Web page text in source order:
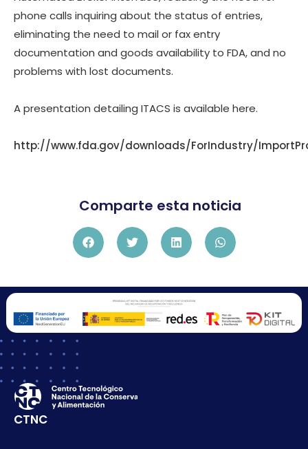
phone calls inquiring about the status of entries,
eliminating the need to mail or fax entry
documentation and goods availability to FDA, and no
problems with lost documents.
A presentation detailing ITACS is available here.
http://www.fda.gov/downloads/ForIndustry/
Comparte esta noticia
CTNC